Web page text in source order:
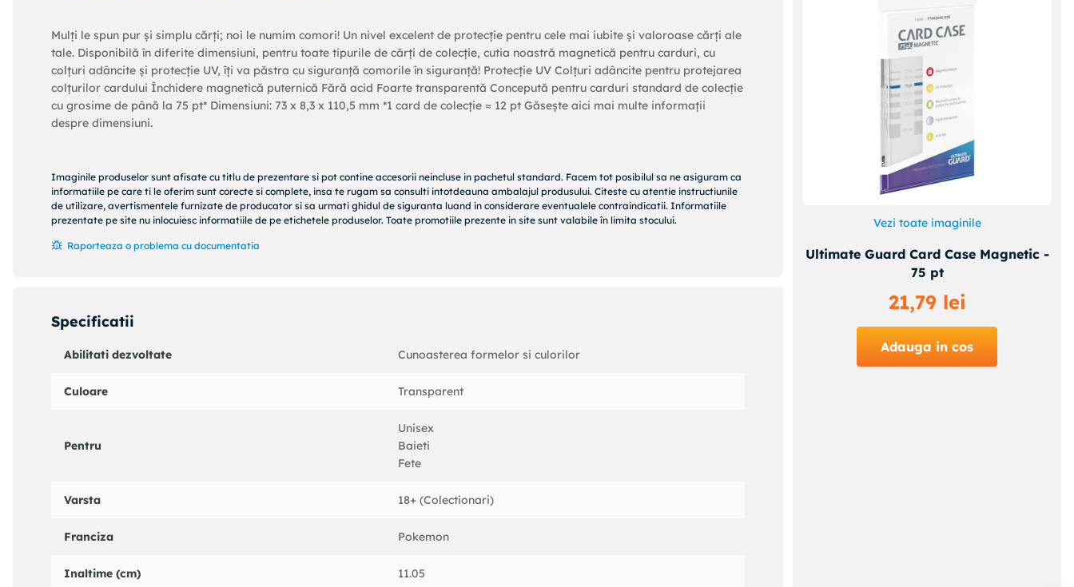
Mulți le spun pur și simplu cărți; noi le numim comori! Un nivel excelent de protecție pentru cele mai iubite și valoroase cărți ale
tale. Disponibilă în diferite dimensiuni, pentru toate tipurile de cărți de colecție, cutia noastră magnetică pentru carduri, cu
colțuri adâncite și protecție UV, îți va păstra cu siguranță comorile în siguranță! Protecție UV Colțuri adâncite pentru protejarea
colțurilor cardului Închidere magnetică puternică Fără acid Foarte transparentă Concepută pentru carduri standard de colecție
cu grosime de până la 75 pt* Dimensiuni: 73 x 8,3 x 110,5 mm *1 card de colecție ≈ 12 pt Găsește aici mai multe informații
despre dimensiuni.
Imaginile produselor sunt afisate cu titlu de prezentare si pot contine accesorii neincluse in pachetul standard. Facem tot posibilul sa ne asiguram ca
informatiile pe care ti le oferim sunt corecte si complete, insa te rugam sa consulti intotdeauna ambalajul produsului. Citeste cu atentie instructiunile
de utilizare, avertismentele furnizate de producator si sa urmati ghidul de siguranta luand in considerare eventualele contraindicatii. Informatiile
prezentate pe site nu inlocuiesc informatiile de pe etichetele produselor. Toate promotiile prezente in site sunt valabile în limita stocului.
Raporteaza o problema cu documentatia
Specificatii
Abilitati dezvoltate Cunoasterea formelor si culorilor
Culoare Transparent
Pentru
Unisex
Baieti
Fete
Varsta 18+ (Colectionari)
Franciza Pokemon
Inaltime (cm) 11.05
Vezi toate imaginile
Ultimate Guard Card Case Magnetic -
75 pt
21,79 lei
Adauga in cos